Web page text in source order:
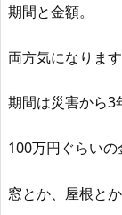
期間と金額。
両方気になりま
期間は災害から3
100万円ぐらいの
窓とか、屋根と